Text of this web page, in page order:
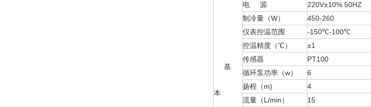
基
本
电 源
220V±10% 50HZ
制冷量（W）
450-260
仪表控温范围
-150℃-100℃
控温精度（℃）
±1
传感器
PT100
循环泵功率（w）
6
扬程（m)
4
流量（L/min）
15